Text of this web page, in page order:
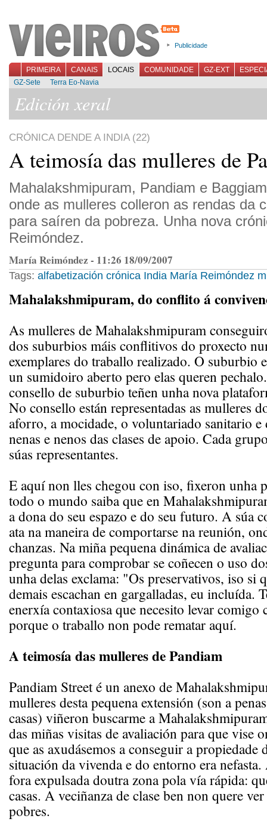
Publicidade
PRIMEIRA CANAIS LOCAIS COMUNIDADE GZ-EXT
GZ-Sete
Terra Eo-Navia
Edición xeral
CRÓNICA DENDE A INDIA (22)
A teimosía das mulleres de
Mahalakshmipuram, Pandiam e
onde as mulleres colleron as rendas da
para saíren da pobreza. Unha nova
Reimóndez.
María Reimóndez - 11:26 18/09/2007
Tags: alfabetización crónica India María Reimóndez
Mahalakshmipuram, do conflito á
As mulleres de Mahalakshmipuram
dos suburbios máis conflitivos do proxecto
exemplares do traballo realizado. O suburbio
un sumidoiro aberto pero elas queren
consello de suburbio teñen unha nova
No consello están representadas as mulleres
aforro, a mocidade, o voluntariado sanitario e
nenas e nenos das clases de apoio. Cada
súas representantes.
E aquí non lles chegou con iso, fixeron unha
todo o mundo saiba que en
a dona do seu espazo e do seu futuro. A súa
ata na maneira de comportarse na reunión,
chanzas. Na miña pequena dinámica de
pregunta para comprobar se coñecen o uso
unha delas exclama: "Os preservativos, iso si
demais escachan en gargalladas, eu incluída.
enerxía contaxiosa que necesito levar comigo
porque o traballo non pode rematar aquí.
A teimosía das mulleres de Pandiam
Pandiam Street é un anexo de
mulleres desta pequena extensión (son a
casas) viñeron buscarme a
das miñas visitas de avaliación para que vise
que as axudásemos a conseguir a propiedade
situación da vivenda e do entorno era
fora expulsada doutra zona pola vía rápida:
casas. A veciñanza de clase ben non quere ver
pobres.